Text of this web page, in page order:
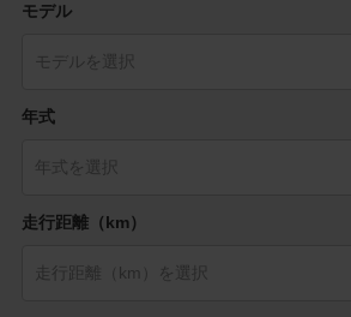
モデル
年式
走行距離（km）